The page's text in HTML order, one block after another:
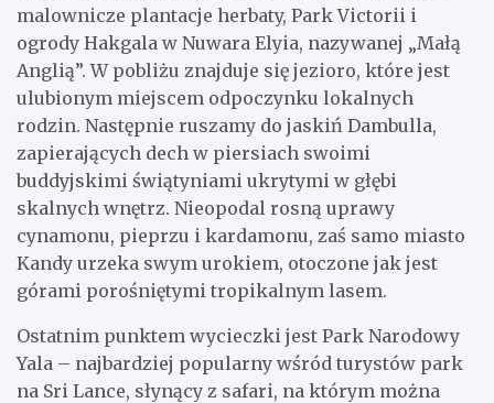
malownicze plantacje herbaty, Park Victorii i
ogrody Hakgala w Nuwara Elyia, nazywanej „Małą
Anglią”. W pobliżu znajduje się jezioro, które jest
ulubionym miejscem odpoczynku lokalnych
rodzin. Następnie ruszamy do jaskiń Dambulla,
zapierających dech w piersiach swoimi
buddyjskimi świątyniami ukrytymi w głębi
skalnych wnętrz. Nieopodal rosną uprawy
cynamonu, pieprzu i kardamonu, zaś samo miasto
Kandy urzeka swym urokiem, otoczone jak jest
górami porośniętymi tropikalnym lasem.
Ostatnim punktem wycieczki jest Park Narodowy
Yala – najbardziej popularny wśród turystów park
na Sri Lance, słynący z safari, na którym można